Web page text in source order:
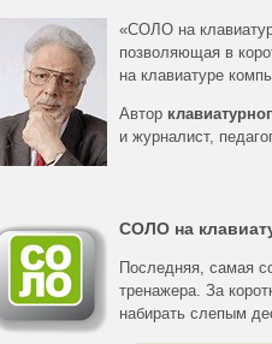
«СОЛО на
позволяющая в
на клавиатуре
Автор
и журналист,
СОЛО на
Последняя, самая
тренажера. За
набирать слепым